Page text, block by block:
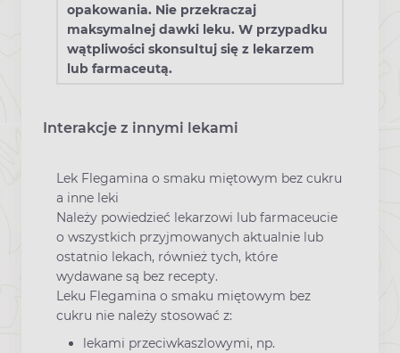
opakowania. Nie przekraczaj
maksymalnej dawki leku. W przypadku
wątpliwości skonsultuj się z lekarzem
lub farmaceutą.
Interakcje z innymi lekami
Lek Flegamina o smaku miętowym bez cukru
a inne leki
Należy powiedzieć lekarzowi lub farmaceucie
o wszystkich przyjmowanych aktualnie lub
ostatnio lekach, również tych, które
wydawane są bez recepty.
Leku Flegamina o smaku miętowym bez
cukru nie należy stosować z:
lekami przeciwkaszlowymi, np.